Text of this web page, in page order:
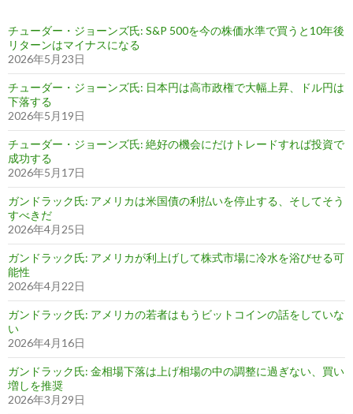
チューダー・ジョーンズ氏: S&P 500を今の株価水準で買うと10年後
リターンはマイナスになる
2026年5月23日
チューダー・ジョーンズ氏: 日本円は高市政権で大幅上昇、ドル円は
下落する
2026年5月19日
チューダー・ジョーンズ氏: 絶好の機会にだけトレードすれば投資で
成功する
2026年5月17日
ガンドラック氏: アメリカは米国債の利払いを停止する、そしてそう
すべきだ
2026年4月25日
ガンドラック氏: アメリカが利上げして株式市場に冷水を浴びせる可
能性
2026年4月22日
ガンドラック氏: アメリカの若者はもうビットコインの話をしていな
い
2026年4月16日
ガンドラック氏: 金相場下落は上げ相場の中の調整に過ぎない、買い
増しを推奨
2026年3月29日